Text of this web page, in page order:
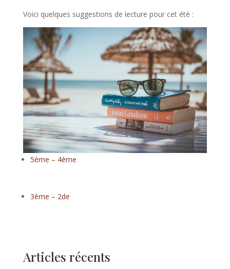
Voici quelques suggestions de lecture pour cet été :
5ème – 4ème
3ème – 2de
Articles récents